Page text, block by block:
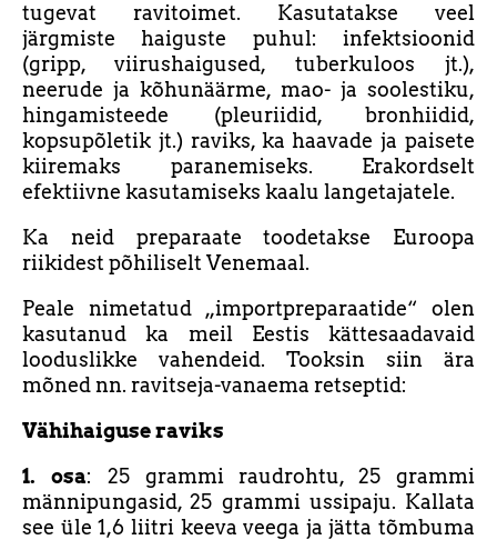
tugevat ravitoimet. Kasutatakse veel
järgmiste haiguste puhul: infektsioonid
(gripp, viirushaigused, tuberkuloos jt.),
neerude ja kõhunäärme, mao- ja soolestiku,
hingamisteede (pleuriidid, bronhiidid,
kopsupõletik jt.) raviks, ka haavade ja paisete
kiiremaks paranemiseks. Erakordselt
efektiivne kasutamiseks kaalu langetajatele.
Ka neid preparaate toodetakse Euroopa
riikidest põhiliselt Venemaal.
Peale nimetatud „importpreparaatide“ olen
kasutanud ka meil Eestis kättesaadavaid
looduslikke vahendeid. Tooksin siin ära
mõned nn. ravitseja-vanaema retseptid:
Vähihaiguse raviks
1. osa: 25 grammi raudrohtu, 25 grammi
männipungasid, 25 grammi ussipaju. Kallata
see üle 1,6 liitri keeva veega ja jätta tõmbuma